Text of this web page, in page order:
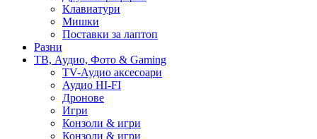
Клавиатури
Мишки
Поставки за лаптоп
Разни
ТВ, Аудио, Фото & Gaming
TV-Аудио аксесоари
Аудио HI-FI
Дронове
Игри
Конзоли & игри
Конзоли & игри